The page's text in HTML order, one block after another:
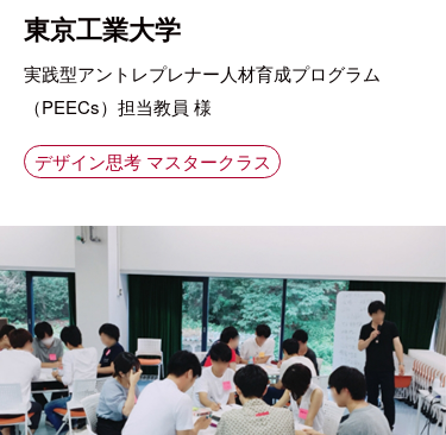
東京工業大学
実践型アントレプレナー人材育成プログラム
（PEECs）担当教員 様
デザイン思考 マスタークラス